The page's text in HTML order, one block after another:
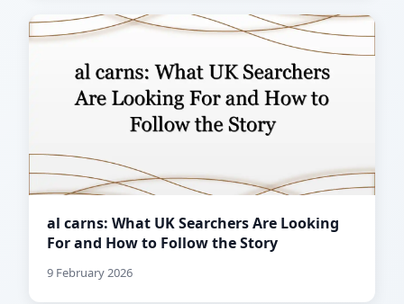
al carns: What UK Searchers Are Looking
For and How to Follow the Story
9 February 2026